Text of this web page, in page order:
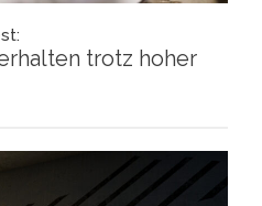
trotz hoher